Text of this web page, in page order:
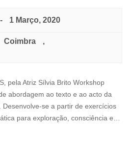
1 Março, 2020
Coimbra
,
pela Atriz Sílvia Brito Workshop
abordagem ao texto e ao acto da
se a partir de exercícios
para exploração, consciência e…